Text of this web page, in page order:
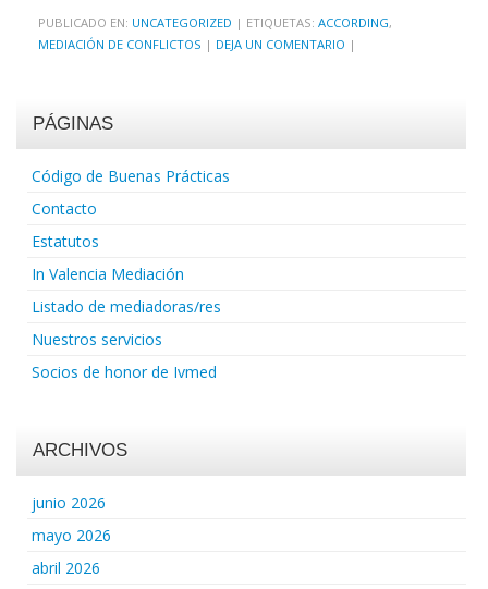
PUBLICADO EN: UNCATEGORIZED | ETIQUETAS: ACCORDING,
MEDIACIÓN DE CONFLICTOS | DEJA UN COMENTARIO |
PÁGINAS
Código de Buenas Prácticas
Contacto
Estatutos
In Valencia Mediación
Listado de mediadoras/res
Nuestros servicios
Socios de honor de Ivmed
ARCHIVOS
junio 2026
mayo 2026
abril 2026